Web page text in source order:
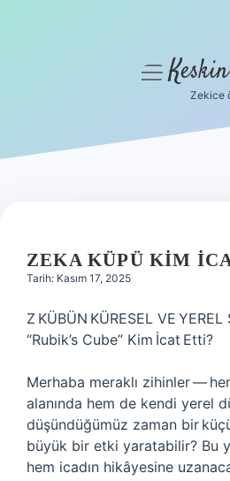
Hakkımızda
menüyü
Zekice
ZEKA KÜPÜ KIM
Tarih: Kasım 17, 2025
Z KÜBÜN KÜRESEL VE
“Rubik’s Cube” Kim İcat Etti?
Merhaba meraklı zihinler —
alanında hem de kendi yerel
düşündüğümüz zaman bir
büyük bir etki yaratabilir? Bu
hem icadın hikâyesine